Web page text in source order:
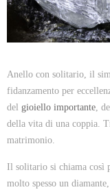
Anello con solitario, il
fidanzamento per
del gioiello importante,
della vita di una coppia.
matrimonio.
Il solitario si chiama così
molto spesso un